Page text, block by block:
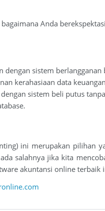
Anda
sistem berlangganan
kerahasiaan data
sistem beli putus
ini merupakan pilihan
salahnya jika kita
akuntansi online terbaik